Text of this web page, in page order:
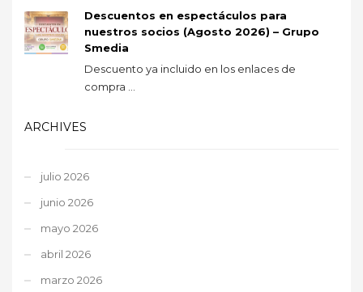
Descuentos en espectáculos para
nuestros socios (Agosto 2026) – Grupo
Smedia
Descuento ya incluido en los enlaces de
compra ...
ARCHIVES
julio 2026
junio 2026
mayo 2026
abril 2026
marzo 2026